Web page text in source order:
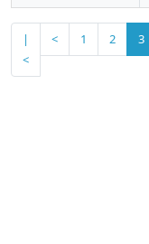
|
<
< 1 2 3